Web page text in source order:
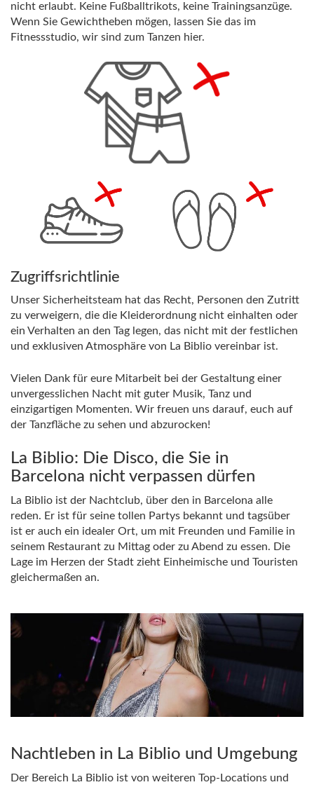
nicht erlaubt. Keine Fußballtrikots, keine Trainingsanzüge.
Wenn Sie Gewichtheben mögen, lassen Sie das im
Fitnessstudio, wir sind zum Tanzen hier.
Zugriffsrichtlinie
Unser Sicherheitsteam hat das Recht, Personen den Zutritt
zu verweigern, die die Kleiderordnung nicht einhalten oder
ein Verhalten an den Tag legen, das nicht mit der festlichen
und exklusiven Atmosphäre von La Biblio vereinbar ist.
Vielen Dank für eure Mitarbeit bei der Gestaltung einer
unvergesslichen Nacht mit guter Musik, Tanz und
einzigartigen Momenten. Wir freuen uns darauf, euch auf
der Tanzfläche zu sehen und abzurocken!
La Biblio: Die Disco, die Sie in
Barcelona nicht verpassen dürfen
La Biblio ist der Nachtclub, über den in Barcelona alle
reden. Er ist für seine tollen Partys bekannt und tagsüber
ist er auch ein idealer Ort, um mit Freunden und Familie in
seinem Restaurant zu Mittag oder zu Abend zu essen. Die
Lage im Herzen der Stadt zieht Einheimische und Touristen
gleichermaßen an.
Nachtleben in La Biblio und Umgebung
Der Bereich La Biblio ist von weiteren Top-Locations und